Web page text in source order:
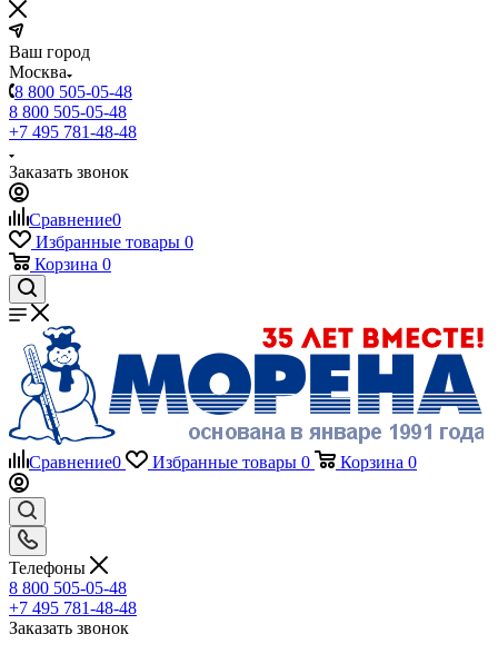
Ваш город
Москва
8 800 505-05-48
8 800 505-05-48
+7 495 781-48-48
Заказать звонок
Сравнение0
Избранные товары 0
Корзина 0
Сравнение0 Избранные товары 0 Корзина 0
Телефоны
8 800 505-05-48
+7 495 781-48-48
Заказать звонок